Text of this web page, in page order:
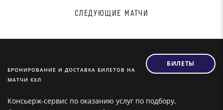
СЛЕДУЮЩИЕ МАТЧИ
БРОНИРОВАНИЕ И ДОСТАВКА БИЛЕТОВ НА
МАТЧИ КХЛ
БИЛЕТЫ
Консьерж-сервис по оказанию услуг по подбору,